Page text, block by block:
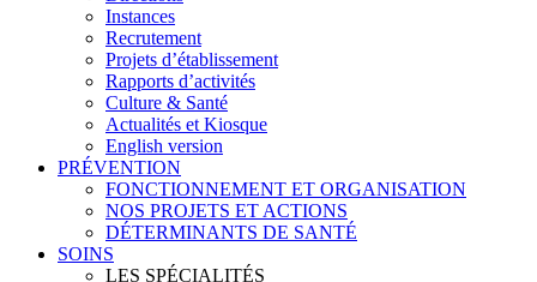
Instances
Recrutement
Projets d’établissement
Rapports d’activités
Culture & Santé
Actualités et Kiosque
English version
PRÉVENTION
FONCTIONNEMENT ET ORGANISATION
NOS PROJETS ET ACTIONS
DÉTERMINANTS DE SANTÉ
SOINS
LES SPÉCIALITÉS